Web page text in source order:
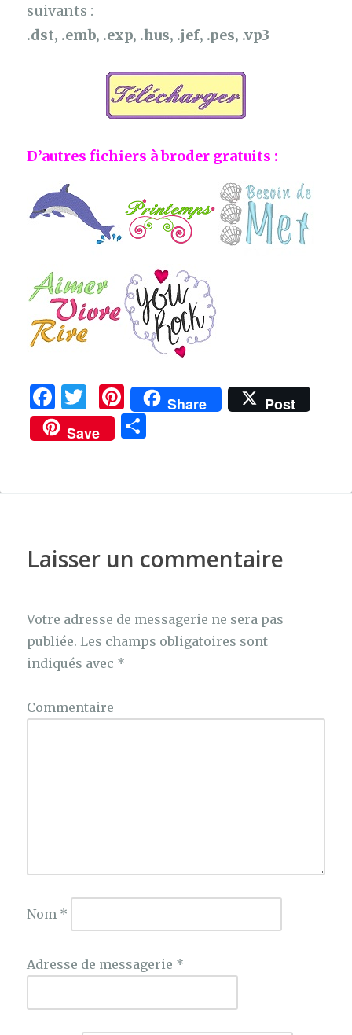
suivants :
.dst, .emb, .exp, .hus, .jef, .pes, .vp3
D’autres fichiers à broder gratuits :
F
a
c
o
k
T
w
it
Pi
n
te
Share
Post
Save
Laisser un commentaire
Votre adresse de messagerie ne sera pas
publiée. Les champs obligatoires sont
indiqués avec *
Commentaire
Nom *
Adresse de messagerie *